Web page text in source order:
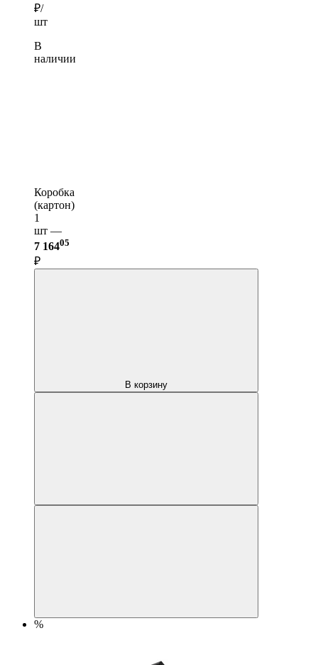
₽/
шт
В
наличии
Коробка
(картон)
1
шт —
7 16405
₽
В корзину
%